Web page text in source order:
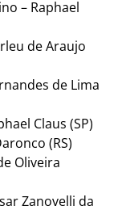
– Raphael
de Araujo
de Lima
Claus (SP)
(RS)
Oliveira
Zanovelli da